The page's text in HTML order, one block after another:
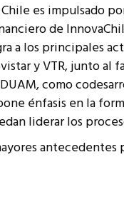
es impulsado
de
a los principales
y VTR, junto
como
énfasis en la
liderar los
antecedentes